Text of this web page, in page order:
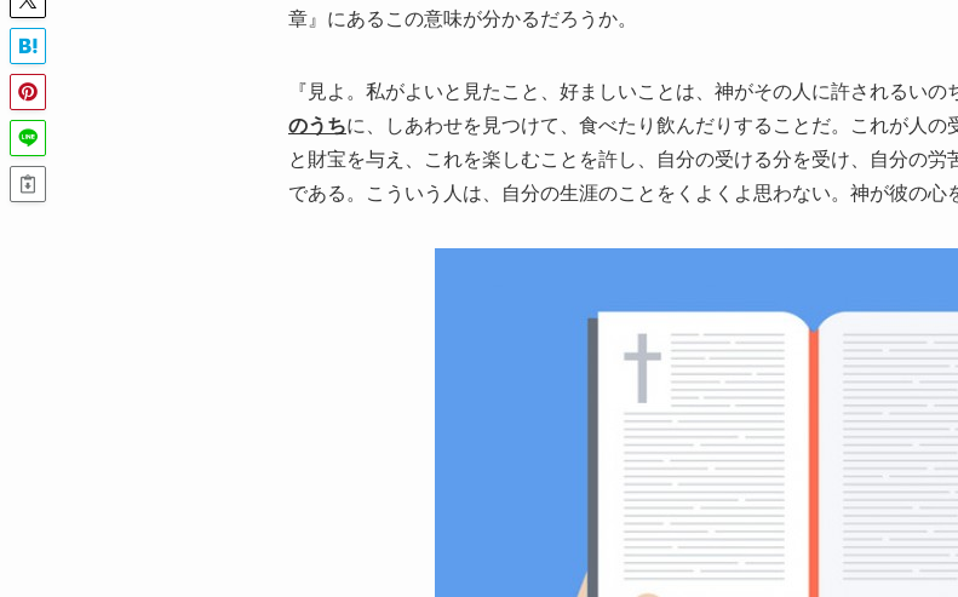
章』にあるこの意味が分かるだろうか。
『見よ。私がよいと見たこと、好ましいことは、神がその人に許されるい
のうちに、しあわせを見つけて、食べたり飲んだりすることだ。これが人
と財宝を与え、これを楽しむことを許し、自分の受ける分を受け、自分の
である。こういう人は、自分の生涯のことをくよくよ思わない。神が彼の心